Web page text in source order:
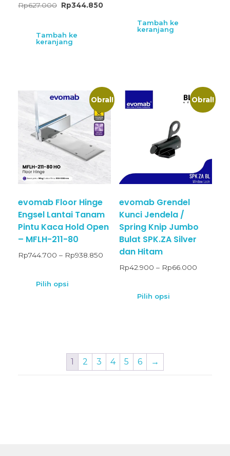
Rp627.000 Rp344.850
Tambah ke
keranjang
Tambah ke
keranjang
Obral!
evomab Floor Hinge
Engsel Lantai Tanam
Pintu Kaca Hold Open
– MFLH-211-80
Rp744.700 – Rp938.850
Pilih opsi
Obral!
evomab Grendel
Kunci Jendela /
Spring Knip Jumbo
Bulat SPK.ZA Silver
dan Hitam
Rp42.900 – Rp66.000
Pilih opsi
1 2 3 4 5 6 →